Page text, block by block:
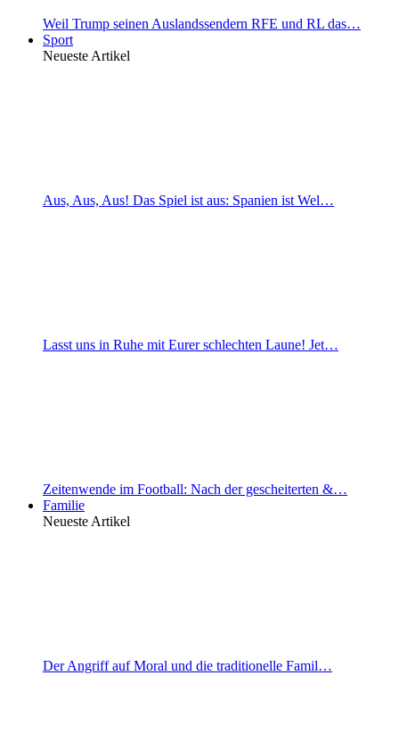
Weil Trump seinen Auslandssendern RFE und RL das…
Sport
Neueste Artikel
Aus, Aus, Aus! Das Spiel ist aus: Spanien ist Wel…
Lasst uns in Ruhe mit Eurer schlechten Laune! Jet…
Zeitenwende im Football: Nach der gescheiterten &…
Familie
Neueste Artikel
Der Angriff auf Moral und die traditionelle Famil…